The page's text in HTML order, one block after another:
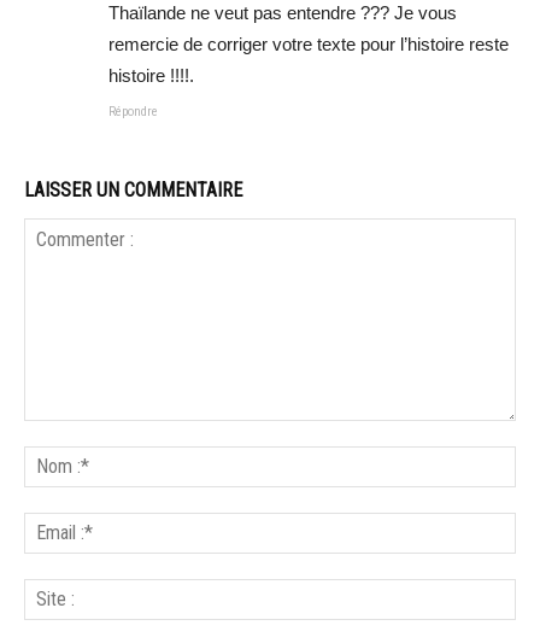
Thaïlande ne veut pas entendre ??? Je vous
remercie de corriger votre texte pour l’histoire reste
histoire !!!!.
Répondre
LAISSER UN COMMENTAIRE